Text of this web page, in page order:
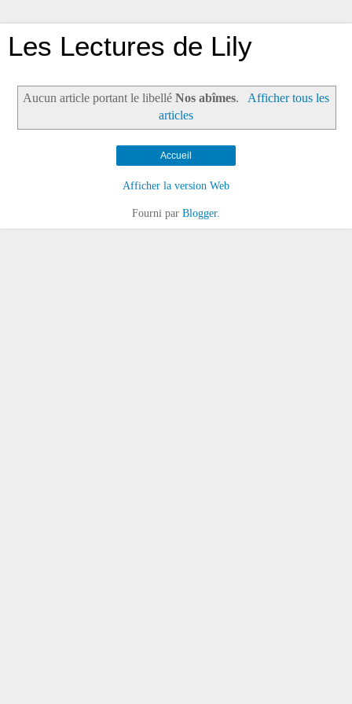
Les Lectures de Lily
Aucun article portant le libelléNos abîmes.
Afficher tous les
articles
Accueil
Afficher la version Web
Fourni par Blogger.